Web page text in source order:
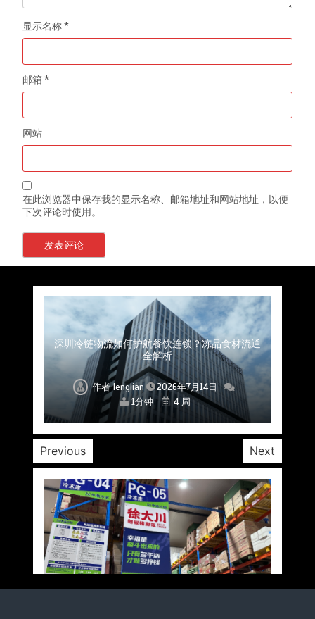
显示名称*
邮箱*
网站
在此浏览器中保存我的显示名称、邮箱地址和网站地址，以便
下次评论时使用。
上海餐饮连锁加速，冷链配送如何破解冻品食材
流通难题？
作者lenglian
2026年7月14日
1分钟
4 周
杭州中央厨房布局餐饮连锁，冷链配送如何打通
关键一环
作者lenglian
2026年7月14日
1分钟
4 周
北京餐饮企业如何选择冷链公司？
作者lenglian
2026年7月14日
1分钟
4 周
深圳冷链物流如何护航餐饮连锁？冻品食材流通
全解析
作者lenglian
2026年7月14日
1分钟
4 周
北京餐饮仓配一体化的核心价值与落地实践解析
作者lenglian
2026年7月14日
1分钟
4 周
武汉冻品配送三要素：控温、时效、低成本如何
兼得？
作者lenglian
2026年7月14日
1分钟
4 周
重庆冷链布局解冻食材运输密码，餐饮连锁如何
稳控品质？
作者lenglian
2026年7月14日
1分钟
4 周
Previous Next